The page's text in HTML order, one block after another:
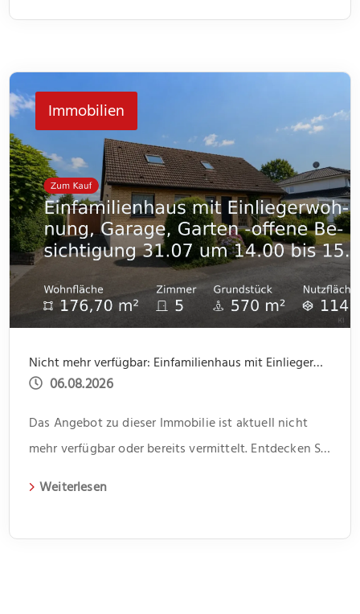
[…] Immobilien
Nicht mehr verfügbar: Einfamilienhaus mit Einliegerwohnung, Garage, Garten -offene Besichtigung 31.07 um 14.00 bis 15.30
06.08.2026
Das Angebot zu dieser Immobilie ist aktuell nicht
mehr verfügbar oder bereits vermittelt. Entdecken Sie
Weiterlesen